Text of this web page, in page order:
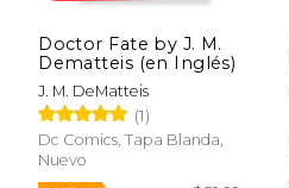
Doctor Fate by J. M.
Dematteis (en Inglés)
J. M. DeMatteis
(1)
Dc Comics, Tapa Blanda,
Nuevo